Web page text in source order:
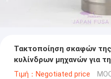
Τακτοποίηση σκαφών
κυλίνδρων μηχανών για
MITSUBISHI 130 χιλ.
Τιμή：Negotiated price